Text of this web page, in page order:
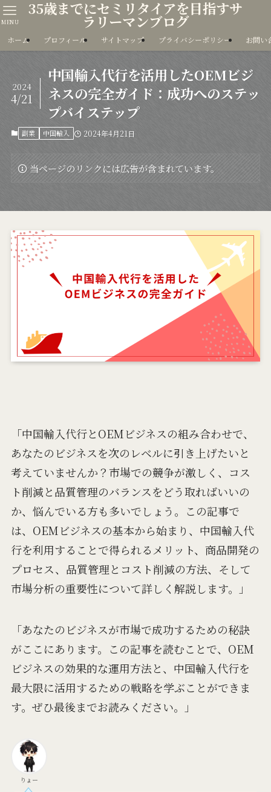
35歳までにセミリタイアを目指すサ
ラリーマンブログ
MENU
ホーム プロフィール サイトマップ プライバシーポリシー お問い
中国輸入代行を活用したOEMビジ
ネスの完全ガイド：成功へのステッ
プバイステップ
2024
4/21
副業 中国輸入 2024年4月21日
当ページのリンクには広告が含まれています。
「中国輸入代行とOEMビジネスの組み合わせで、
あなたのビジネスを次のレベルに引き上げたいと
考えていませんか？市場での競争が激しく、コス
ト削減と品質管理のバランスをどう取ればいいの
か、悩んでいる方も多いでしょう。この記事で
は、OEMビジネスの基本から始まり、中国輸入代
行を利用することで得られるメリット、商品開発の
プロセス、品質管理とコスト削減の方法、そして
市場分析の重要性について詳しく解説します。」
「あなたのビジネスが市場で成功するための秘訣
がここにあります。この記事を読むことで、OEM
ビジネスの効果的な運用方法と、中国輸入代行を
最大限に活用するための戦略を学ぶことができま
す。ぜひ最後までお読みください。」
りょー